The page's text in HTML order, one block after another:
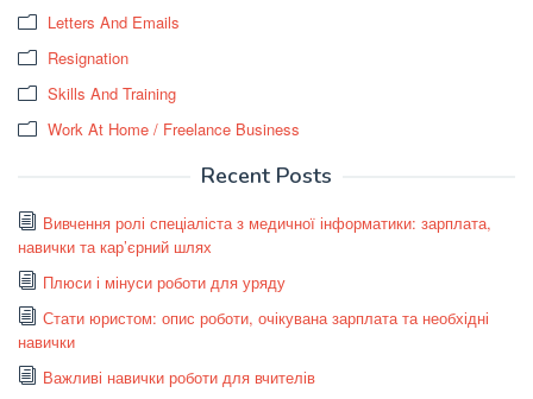
Letters And Emails
Resignation
Skills And Training
Work At Home / Freelance Business
Recent Posts
Вивчення ролі спеціаліста з медичної інформатики: зарплата,
навички та кар’єрний шлях
Плюси і мінуси роботи для уряду
Стати юристом: опис роботи, очікувана зарплата та необхідні
навички
Важливі навички роботи для вчителів